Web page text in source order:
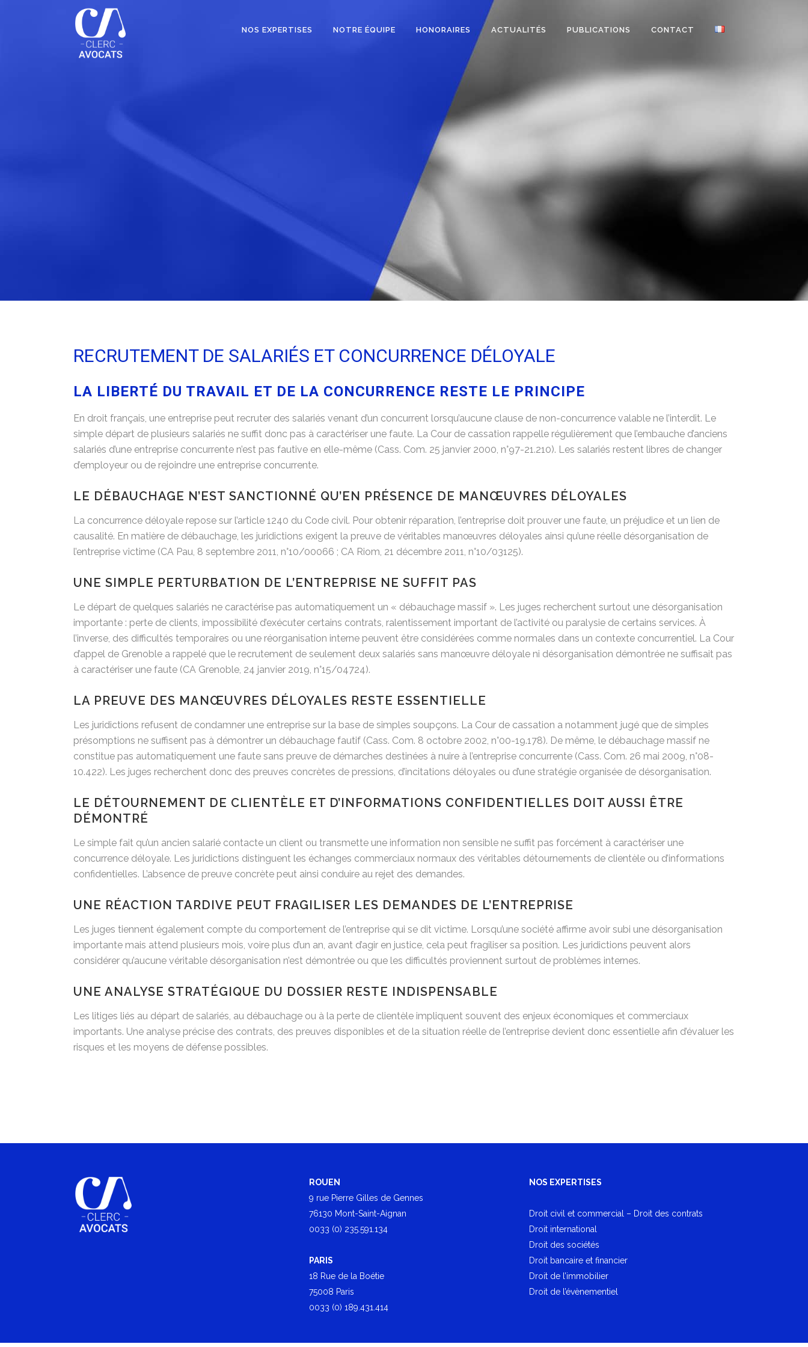
NOS EXPERTISES NOTRE ÉQUIPE HONORAIRES ACTUALITÉS PUBLICATIONS CONTACT
RECRUTEMENT DE SALARIÉS ET CONCURRENCE DÉLOYALE
LA LIBERTÉ DU TRAVAIL ET DE LA CONCURRENCE RESTE LE PRINCIPE
En droit français, une entreprise peut recruter des salariés venant d’un concurrent lorsqu’aucune clause de non-concurrence valable ne l’interdit. Le
simple départ de plusieurs salariés ne suffit donc pas à caractériser une faute. La Cour de cassation rappelle régulièrement que l’embauche d’anciens
salariés d’une entreprise concurrente n’est pas fautive en elle-même (Cass. Com. 25 janvier 2000, n°97-21.210). Les salariés restent libres de changer
d’employeur ou de rejoindre une entreprise concurrente.
LE DÉBAUCHAGE N’EST SANCTIONNÉ QU’EN PRÉSENCE DE MANŒUVRES DÉLOYALES
La concurrence déloyale repose sur l’article 1240 du Code civil. Pour obtenir réparation, l’entreprise doit prouver une faute, un préjudice et un lien de
causalité. En matière de débauchage, les juridictions exigent la preuve de véritables manœuvres déloyales ainsi qu’une réelle désorganisation de
l’entreprise victime (CA Pau, 8 septembre 2011, n°10/00066 ; CA Riom, 21 décembre 2011, n°10/03125).
UNE SIMPLE PERTURBATION DE L’ENTREPRISE NE SUFFIT PAS
Le départ de quelques salariés ne caractérise pas automatiquement un « débauchage massif ». Les juges recherchent surtout une désorganisation
importante : perte de clients, impossibilité d’exécuter certains contrats, ralentissement important de l’activité ou paralysie de certains services. À
l’inverse, des difficultés temporaires ou une réorganisation interne peuvent être considérées comme normales dans un contexte concurrentiel. La Cour
d’appel de Grenoble a rappelé que le recrutement de seulement deux salariés sans manœuvre déloyale ni désorganisation démontrée ne suffisait pas
à caractériser une faute (CA Grenoble, 24 janvier 2019, n°15/04724).
LA PREUVE DES MANŒUVRES DÉLOYALES RESTE ESSENTIELLE
Les juridictions refusent de condamner une entreprise sur la base de simples soupçons. La Cour de cassation a notamment jugé que de simples
présomptions ne suffisent pas à démontrer un débauchage fautif (Cass. Com. 8 octobre 2002, n°00-19.178). De même, le débauchage massif ne
constitue pas automatiquement une faute sans preuve de démarches destinées à nuire à l’entreprise concurrente (Cass. Com. 26 mai 2009, n°08-
10.422). Les juges recherchent donc des preuves concrètes de pressions, d’incitations déloyales ou d’une stratégie organisée de désorganisation.
LE DÉTOURNEMENT DE CLIENTÈLE ET D’INFORMATIONS CONFIDENTIELLES DOIT AUSSI ÊTRE
DÉMONTRÉ
Le simple fait qu’un ancien salarié contacte un client ou transmette une information non sensible ne suffit pas forcément à caractériser une
concurrence déloyale. Les juridictions distinguent les échanges commerciaux normaux des véritables détournements de clientèle ou d’informations
confidentielles. L’absence de preuve concrète peut ainsi conduire au rejet des demandes.
UNE RÉACTION TARDIVE PEUT FRAGILISER LES DEMANDES DE L’ENTREPRISE
Les juges tiennent également compte du comportement de l’entreprise qui se dit victime. Lorsqu’une société affirme avoir subi une désorganisation
importante mais attend plusieurs mois, voire plus d’un an, avant d’agir en justice, cela peut fragiliser sa position. Les juridictions peuvent alors
considérer qu’aucune véritable désorganisation n’est démontrée ou que les difficultés proviennent surtout de problèmes internes.
UNE ANALYSE STRATÉGIQUE DU DOSSIER RESTE INDISPENSABLE
Les litiges liés au départ de salariés, au débauchage ou à la perte de clientèle impliquent souvent des enjeux économiques et commerciaux
importants. Une analyse précise des contrats, des preuves disponibles et de la situation réelle de l’entreprise devient donc essentielle afin d’évaluer les
risques et les moyens de défense possibles.
ROUEN
9 rue Pierre Gilles de Gennes
76130 Mont-Saint-Aignan
0033 (0) 235.591.134
PARIS
18 Rue de la Boétie
75008 Paris
0033 (0) 189.431.414
NOS EXPERTISES
Droit civil et commercial – Droit des contrats
Droit international
Droit des sociétés
Droit bancaire et financier
Droit de l’immobilier
Droit de l’évènementiel